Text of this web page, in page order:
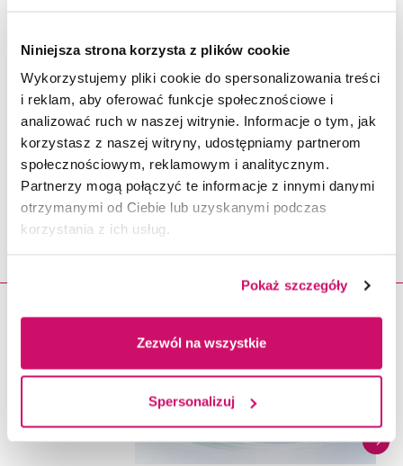
Niniejsza strona korzysta z plików cookie
Wykorzystujemy pliki cookie do spersonalizowania treści
i reklam, aby oferować funkcje społecznościowe i
analizować ruch w naszej witrynie. Informacje o tym, jak
korzystasz z naszej witryny, udostępniamy partnerom
społecznościowym, reklamowym i analitycznym.
Partnerzy mogą połączyć te informacje z innymi danymi
otrzymanymi od Ciebie lub uzyskanymi podczas
korzystania z ich usług.
Pokaż szczegóły
Zezwól na wszystkie
Spersonalizuj
Wydarzenia - Uroczystość
nadania tytułu DOKTORA
HONORIS CAUSA Akademii
WSB Panu Markowi
Kwiekowi
23.11.2026